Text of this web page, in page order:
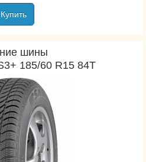
Купить
шины
185/60 R15 84T